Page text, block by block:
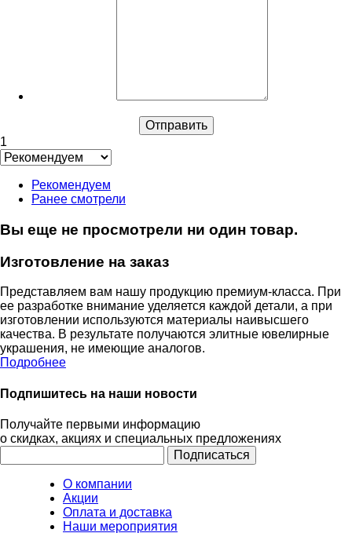
1
Рекомендуем
Ранее смотрели
Вы еще не просмотрели ни один товар.
Изготовление на заказ
Представляем вам нашу продукцию премиум-класса. При
ее разработке внимание уделяется каждой детали, а при
изготовлении используются материалы наивысшего
качества. В результате получаются элитные ювелирные
украшения, не имеющие аналогов.
Подробнее
Подпишитесь на наши новости
Получайте первыми информацию
о скидках, акциях и специальных предложениях
О компании
Акции
Оплата и доставка
Наши мероприятия